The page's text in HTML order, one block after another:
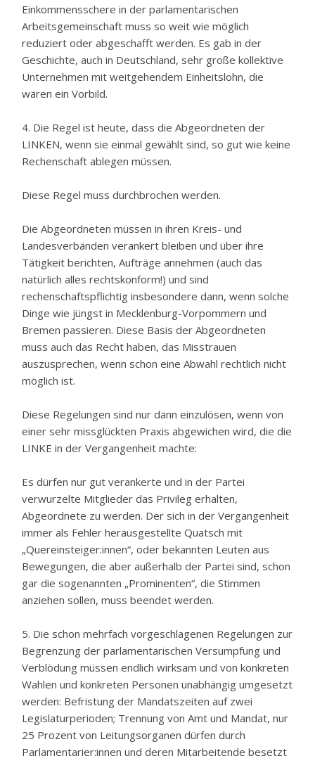
Einkommensschere in der parlamentarischen
Arbeitsgemeinschaft muss so weit wie möglich
reduziert oder abgeschafft werden. Es gab in der
Geschichte, auch in Deutschland, sehr große kollektive
Unternehmen mit weitgehendem Einheitslohn, die
wären ein Vorbild.
4. Die Regel ist heute, dass die Abgeordneten der
LINKEN, wenn sie einmal gewählt sind, so gut wie keine
Rechenschaft ablegen müssen.
Diese Regel muss durchbrochen werden.
Die Abgeordneten müssen in ihren Kreis- und
Landesverbänden verankert bleiben und über ihre
Tätigkeit berichten, Aufträge annehmen (auch das
natürlich alles rechtskonform!) und sind
rechenschaftspflichtig insbesondere dann, wenn solche
Dinge wie jüngst in Mecklenburg-Vorpommern und
Bremen passieren. Diese Basis der Abgeordneten
muss auch das Recht haben, das Misstrauen
auszusprechen, wenn schon eine Abwahl rechtlich nicht
möglich ist.
Diese Regelungen sind nur dann einzulösen, wenn von
einer sehr missglückten Praxis abgewichen wird, die die
LINKE in der Vergangenheit machte:
Es dürfen nur gut verankerte und in der Partei
verwurzelte Mitglieder das Privileg erhalten,
Abgeordnete zu werden. Der sich in der Vergangenheit
immer als Fehler herausgestellte Quatsch mit
„Quereinsteiger:innen“, oder bekannten Leuten aus
Bewegungen, die aber außerhalb der Partei sind, schon
gar die sogenannten „Prominenten“, die Stimmen
anziehen sollen, muss beendet werden.
5. Die schon mehrfach vorgeschlagenen Regelungen zur
Begrenzung der parlamentarischen Versumpfung und
Verblödung müssen endlich wirksam und von konkreten
Wahlen und konkreten Personen unabhängig umgesetzt
werden: Befristung der Mandatszeiten auf zwei
Legislaturperioden; Trennung von Amt und Mandat, nur
25 Prozent von Leitungsorganen dürfen durch
Parlamentarier:innen und deren Mitarbeitende besetzt